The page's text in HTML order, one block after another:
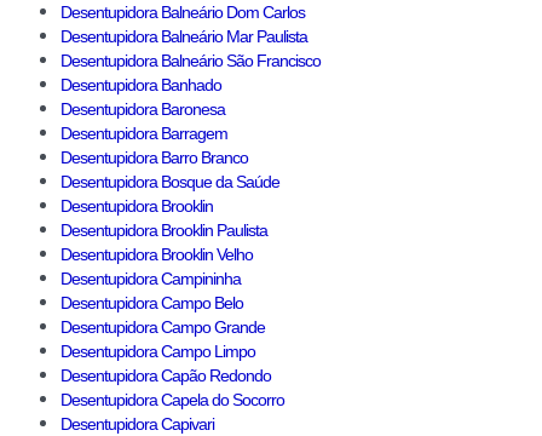
Desentupidora Balneário Dom Carlos
Desentupidora Balneário Mar Paulista
Desentupidora Balneário São Francisco
Desentupidora Banhado
Desentupidora Baronesa
Desentupidora Barragem
Desentupidora Barro Branco
Desentupidora Bosque da Saúde
Desentupidora Brooklin
Desentupidora Brooklin Paulista
Desentupidora Brooklin Velho
Desentupidora Campininha
Desentupidora Campo Belo
Desentupidora Campo Grande
Desentupidora Campo Limpo
Desentupidora Capão Redondo
Desentupidora Capela do Socorro
Desentupidora Capivari